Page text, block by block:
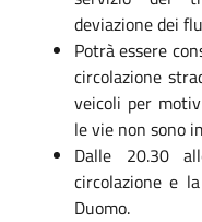
deviazione dei
Potrà essere
circolazione
veicoli per
le vie non sono
Dalle 20.30
circolazione e
Duomo.